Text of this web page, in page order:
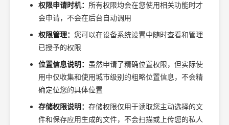
权限申请时机： 所有权限均会在您使用相关功能时才
会申请，不会在后台自动调用
权限管理： 您可以在设备系统设置中随时查看和管理
已授予的权限
位置信息说明：
虽然申请了精确位置权限，但实际使
用中仅收集和使用城市级别的粗略位置信息，不会精
确定位您的具体位置
存储权限说明： 存储权限仅用于读取您主动选择的文
件和保存应用生成的文件，不会扫描或上传您的私人